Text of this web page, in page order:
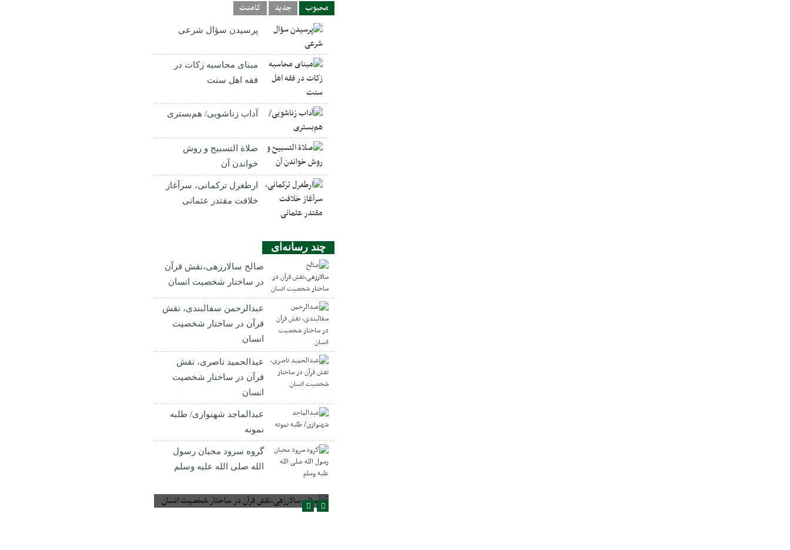
محبوب جدید کامنت
پرسیدن سؤال شرعی
مبنای محاسبه زکات در
فقه اهل سنت
آداب زناشویی/ هم‌بستری
صلاة التسبيح و روش
خواندن آن
ارطغرل ترکمانی، سرآغاز
خلافت مقتدر عثمانی
چند رسانه‌ای
صالح سالارزهی،‌نقش قرآن
در ساختار شخصیت انسان
عبدالرحمن سفالبندی، نقش
قرآن در ساختار شخصیت
انسان
عبدالحمید ناصری، نقش
قرآن در ساختار شخصیت
انسان
عبدالماجد شهنوازی/ طلبه
نمونه
گروه سرود محبان رسول
الله صلی الله علیه وسلم
صالح سالارزهی،‌نقش قرآن در ساختار شخصیت انسان